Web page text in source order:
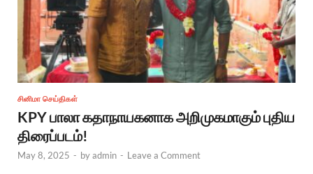
சினிமா செய்திகள்
KPY பாலா கதாநாயகனாக அறிமுகமாகும் புதிய
திரைப்படம்!
May 8, 2025 - byadmin - Leave a Comment